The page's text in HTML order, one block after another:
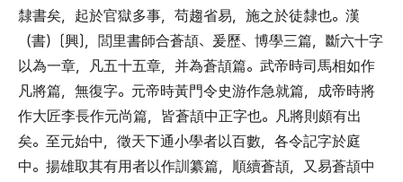
隸書矣， 起於官獄多事， 苟趨省易， 施之於徒隸也。 漢
（書）〔興〕， 閭里書師合蒼頡、 爰歷、 博學三篇， 斷六十字
以為一章， 凡五十五章， 并為蒼頡篇。 武帝時司馬相如作
凡將篇， 無復字。 元帝時黃門令史游作急就篇， 成帝時將
作大匠李長作元尚篇， 皆蒼頡中正字也。 凡將則頗有出
矣。 至元始中， 徵天下通小學者以百數， 各令記字於庭
中。 揚雄取其有用者以作訓纂篇， 順續蒼頡，
又易蒼頡中